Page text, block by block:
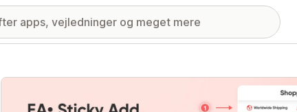
Galleri med udvalgte billeder